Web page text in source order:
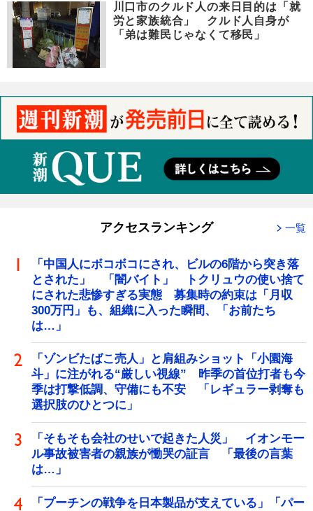
川口市のクルド人の来日目的は「就
労と家族統合」 クルド人自身が
「弟は難民じゃなくて移民」
アクセスランキング 一覧
「中国人にボコボコにされ、ビルの6階から突き落
とされた」 「闇バイト」 トクリュウの使い捨て
にされた悲惨すぎる実態 募集時の約束は「月収
300万円」も、組織に入った瞬間、「お前たち
は…」
「ゾンビたばこ売人」と肩組みショット「小園海
斗」に注がれる“厳しい視線” 昨季の首位打者も今
季は打撃低調、守備にも不安 「レギュラー剥奪も
選択肢のひとつに」
「そもそも会社のせいで起きた人災」 イオンモー
ル事故被害者の親族が慟哭の証言 「最後の言葉
は…」
「プーチンの戦争を日本製品が支えている」「パー